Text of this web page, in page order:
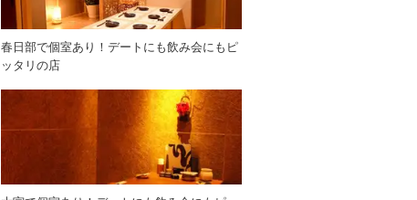
春日部で個室あり！デートにも飲み会にもピ
ッタリの店